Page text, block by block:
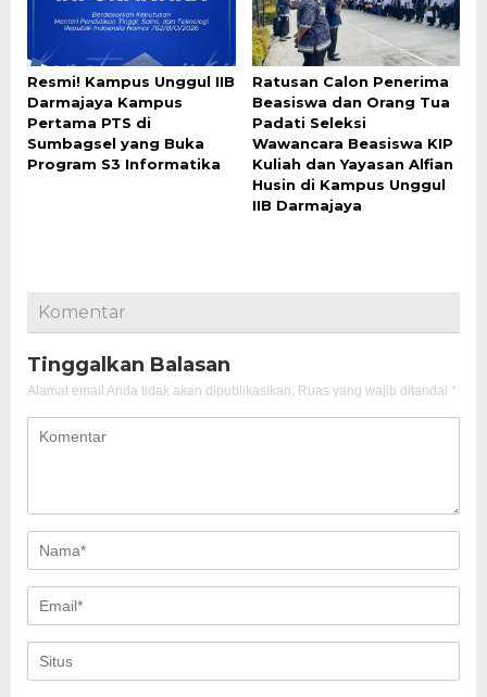
Resmi! Kampus Unggul IIB
Darmajaya Kampus
Pertama PTS di
Sumbagsel yang Buka
Program S3 Informatika
Ratusan Calon Penerima
Beasiswa dan Orang Tua
Padati Seleksi
Wawancara Beasiswa KIP
Kuliah dan Yayasan Alfian
Husin di Kampus Unggul
IIB Darmajaya
Komentar
Tinggalkan Balasan
Alamat email Anda tidak akan dipublikasikan. Ruas yang wajib ditandai *